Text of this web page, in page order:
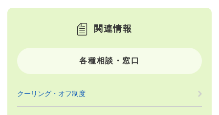
関連情報
各種相談・窓口
クーリング・オフ制度